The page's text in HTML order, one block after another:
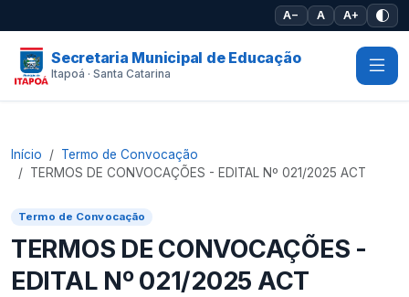
A− A A+
Secretaria Municipal de Educação
Itapoá · Santa Catarina
Início
Termo de Convocação
TERMOS DE CONVOCAÇÕES - EDITAL Nº 021/2025 ACT
Termo de Convocação
TERMOS DE CONVOCAÇÕES -
EDITAL Nº 021/2025 ACT